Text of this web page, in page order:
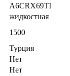
A6CRX69TI
жидкостная
1500
Турция
Нет
Нет